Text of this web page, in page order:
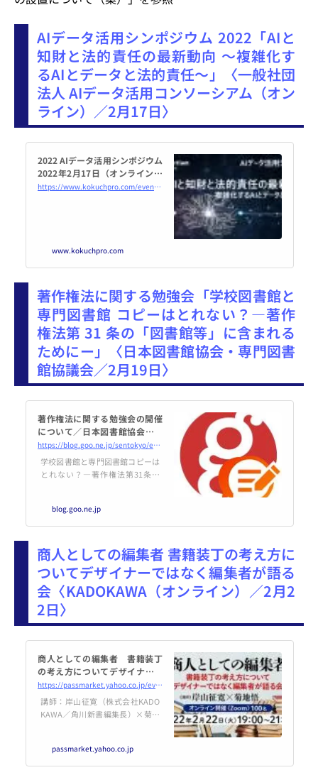
AIデータ活用シンポジウム 2022「AIと
知財と法的責任の最新動向 ～複雑化す
るAIとデータと法的責任～」〈一般社団
法人 AIデータ活用コンソーシアム（オン
ライン）／2月17日〉
2022 AIデータ活用シンポジウム
2022年2月17日（オンライン・
Microsoft Teams） - こくちー
https://www.kokuchpro.com/event/60e595238541bcc16d4bfef2102caaaa/
www.kokuchpro.com
著作権法に関する勉強会「学校図書館と
専門図書館 コピーはとれない？―著作
権法第 31 条の「図書館等」に含まれる
ためにー」〈日本図書館協会・専門図書
館協議会／2月19日〉
著作権法に関する勉強会の開催
について／日本図書館協会・専
門図書館協議会 - ＳＥＮＴＯＫ
ＹＯ ブログ
https://blog.goo.ne.jp/sentokyo/e/0b55196e009a17bff5a7d252c95b6f38
学校図書館と専門図書館コピーは
とれない？―著作権法第31条の
2：00形式：オンライン参加費：
無料内容：報告１学校図書館問題
専門図書館の報告講演弁護士文化
審議会著作権分科会基本政策小委
員会委員福井健策氏申し込み先ht
tps://onl.la/pMADVNZ申し込み〆
切：2月11日（金）著作権法に関
する勉強会の開催について／日本
図書館協会・専...
blog.goo.ne.jp
商人としての編集者 書籍装丁の考え方に
ついてデザイナーではなく編集者が語る
会〈KADOKAWA（オンライン）／2月2
2日〉
商人としての編集者 書籍装丁
の考え方についてデザイナーで
はなく編集者が語る会
https://passmarket.yahoo.co.jp/event/show/detail/01fdf6mz0h321.html
講師：岸山征寛（株式会社KADO
KAWA／角川新書編集長）×菊地
passmarket.yahoo.co.jp